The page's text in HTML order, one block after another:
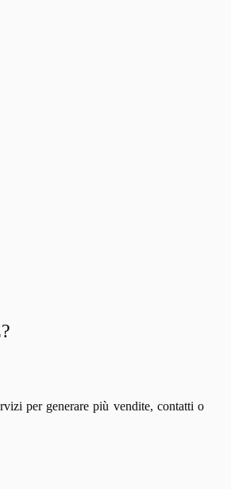
per generare più vendite, contatti o